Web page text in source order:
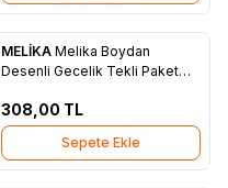
Favorilere Ekle
MELİKA Melika Boydan
Desenli Gecelik Tekli Paket
308,00 TL
Sepete Ekle